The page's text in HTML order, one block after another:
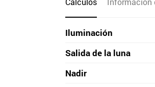
Iluminación
Salida de la luna
Nadir